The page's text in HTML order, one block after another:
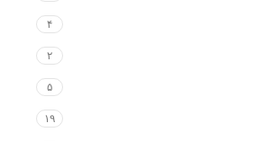
۴
۲
۵
۱۹